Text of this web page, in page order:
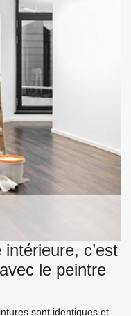
c’est
le peintre
sont identiques et